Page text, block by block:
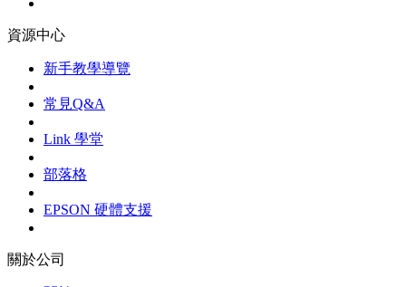
資源中心
新手教學導覽
常見Q&A
Link 學堂
部落格
EPSON 硬體支援
關於公司